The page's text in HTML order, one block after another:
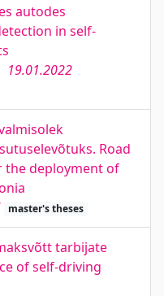
autodes
in self-
19.01.2022
Road
deployment of
master's theses
tarbijate
of self-driving